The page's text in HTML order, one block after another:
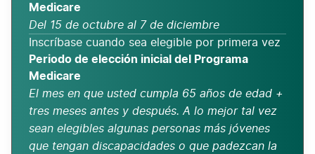
Medicare
Del 15 de octubre al 7 de diciembre
Periodo de elección inicial del Programa
Medicare
El mes en que usted cumpla 65 años de edad +
tres meses antes y después. A lo mejor tal vez
sean elegibles algunas personas más jóvenes
que tengan discapacidades o que padezcan la